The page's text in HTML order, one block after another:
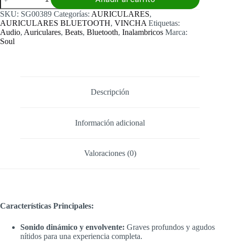
Soul
Hero
Beats
BT400
cantidad
SKU: SG00389 Categorías: AURICULARES,
AURICULARES BLUETOOTH, VINCHA Etiquetas:
Audio, Auriculares, Beats, Bluetooth, Inalambricos Marca:
Soul
Descripción
Información adicional
Valoraciones (0)
Características Principales:
Sonido dinámico y envolvente: Graves profundos y agudos
nítidos para una experiencia completa.